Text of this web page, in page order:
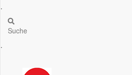
.
Suche
.